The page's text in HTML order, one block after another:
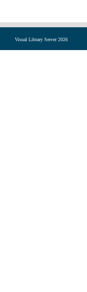
Visual Library Server 2026